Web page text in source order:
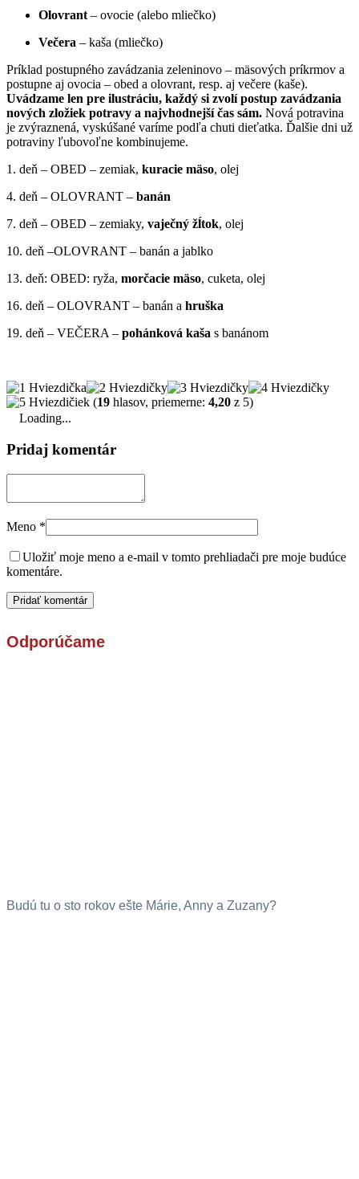
Olovrant – ovocie (alebo mliečko)
Večera – kaša (mliečko)
Príklad postupného zavádzania zeleninovo – mäsových príkrmov a
postupne aj ovocia – obed a olovrant, resp. aj večere (kaše).
Uvádzame len pre ilustráciu, každý si zvolí postup zavádzania
nových zložiek potravy a najvhodnejší čas sám. Nová potravina
je zvýraznená, vyskúšané varíme podľa chuti dieťatka. Ďalšie dni už
potraviny ľubovoľne kombinujeme.
1. deň – OBED – zemiak, kuracie mäso, olej
4. deň – OLOVRANT – banán
7. deň – OBED – zemiaky, vaječný žĺtok, olej
10. deň –OLOVRANT – banán a jablko
13. deň: OBED: ryža, morčacie mäso, cuketa, olej
16. deň – OLOVRANT – banán a hruška
19. deň – VEČERA – pohánková kaša s banánom
(19 hlasov, priemerne: 4,20 z 5)
Loading...
Pridaj komentár
Meno *
Uložiť moje meno a e-mail v tomto prehliadači pre moje budúce
komentáre.
Odporúčame
Budú tu o sto rokov ešte Márie, Anny a Zuzany?